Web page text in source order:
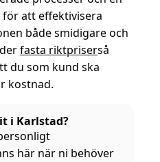
att effektivisera
både smidigare och
fasta riktpriserså
du som kund ska
kostnad.
i Karlstad?
här när ni behöver